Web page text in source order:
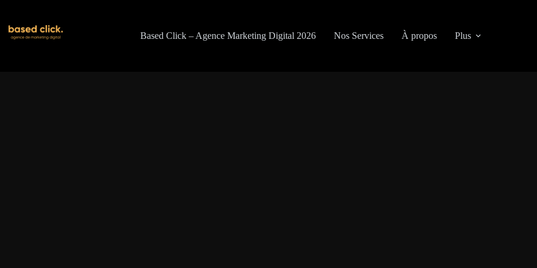
contenu
Based Click – Agence Marketing Digital 2026
Nos Services À propos Plus